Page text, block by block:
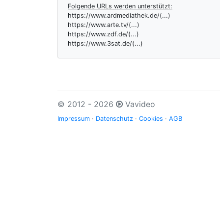
Folgende URLs werden unterstützt:
https://www.ardmediathek.de/(...)
https://www.arte.tv/(...)
https://www.zdf.de/(...)
https://www.3sat.de/(...)
© 2012 - 2026 Vavideo
Impressum · Datenschutz · Cookies · AGB